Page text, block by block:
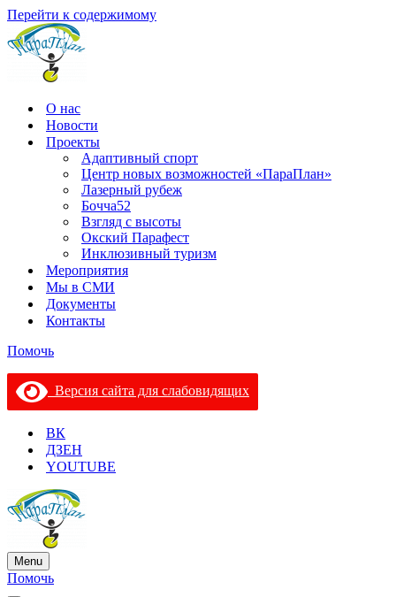
Перейти к содержимому
О нас
Новости
Проекты
Адаптивный спорт
Центр новых возможностей «ПараПлан»
Лазерный рубеж
Бочча52
Взгляд с высоты
Окский Парафест
Инклюзивный туризм
Мероприятия
Мы в СМИ
Документы
Контакты
Помочь
Версия сайта для слабовидящих
ВК
ДЗЕН
YOUTUBE
Menu
Меню
навигации
Помочь